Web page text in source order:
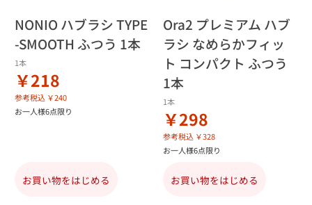
NONIO ハブラシ TYPE
-SMOOTH ふつう 1本
1本
￥218
参考税込 ￥240
お一人様6点限り
お買い物をはじめる
Ora2 プレミアム ハブ
ラシ なめらかフィッ
ト コンパクト ふつう
1本
1本
￥298
参考税込 ￥328
お一人様6点限り
お買い物をはじめる